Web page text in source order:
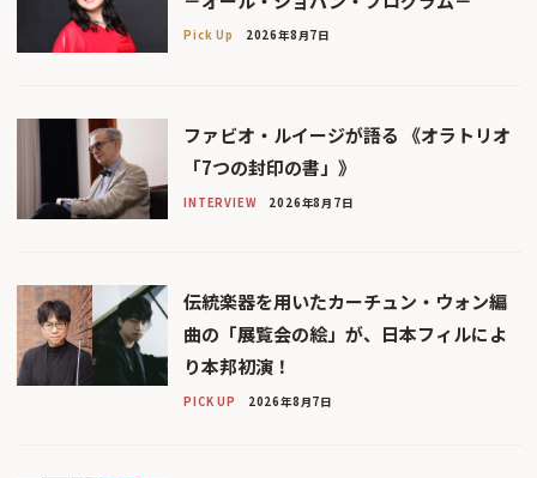
Pick Up 2026年8月7日
ファビオ・ルイージが語る 《オラトリオ
「7つの封印の書」》
INTERVIEW 2026年8月7日
伝統楽器を用いたカーチュン・ウォン編
曲の「展覧会の絵」が、日本フィルによ
り本邦初演！
PICK UP 2026年8月7日